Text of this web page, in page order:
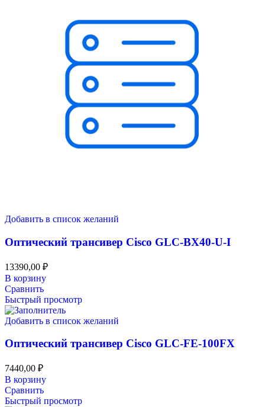
Добавить в список желаний
Оптический трансивер Cisco GLC-BX40-U-I
13390,00 ₽
В корзину
Сравнить
Быстрый просмотр
Добавить в список желаний
Оптический трансивер Cisco GLC-FE-100FX
7440,00 ₽
В корзину
Сравнить
Быстрый просмотр